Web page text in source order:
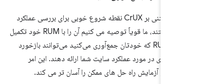
اگرچه ابزارهای مبتنی بر CrUX نقطه شروع خوبی برای بررسی عملکرد
Web Vitals هستند، ما قویاً توصیه می کنیم آن را با RUM خود تکمیل
کنید. داده‌های RUM که خودتان جمع‌آوری می‌کنید می‌توانند بازخورد
فوری‌تری در مورد عملکرد سایت شما ارائه دهند. این امر
مسائل و آزمایش راه حل های ممکن را آسان تر می کند.